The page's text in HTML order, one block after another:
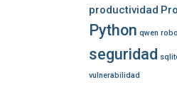
productividad
Python qwen
seguridad
vulnerabilidad